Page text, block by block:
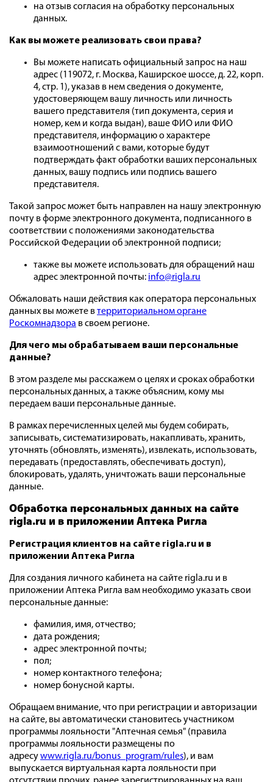
на отзыв согласия на обработку персональных
данных.
Как вы можете реализовать свои права?
Вы можете написать официальный запрос на наш
адрес (119072, г. Москва, Каширское шоссе, д. 22, корп.
4, стр. 1), указав в нем сведения о документе,
удостоверяющем вашу личность или личность
вашего представителя (тип документа, серия и
номер, кем и когда выдан), ваше ФИО или ФИО
представителя, информацию о характере
взаимоотношений с вами, которые будут
подтверждать факт обработки ваших персональных
данных, вашу подпись или подпись вашего
представителя.
Такой запрос может быть направлен на нашу электронную
почту в форме электронного документа, подписанного в
соответствии с положениями законодательства
Российской Федерации об электронной подписи;
также вы можете использовать для обращений наш
адрес электронной почты: info@rigla.ru
Обжаловать наши действия как оператора персональных
данных вы можете втерриториальном органе
Роскомнадзора в своем регионе.
Для чего мы обрабатываем ваши персональные
данные?
В этом разделе мы расскажем о целях и сроках обработки
персональных данных, а также объясним, кому мы
передаем ваши персональные данные.
В рамках перечисленных целей мы будем собирать,
записывать, систематизировать, накапливать, хранить,
уточнять (обновлять, изменять), извлекать, использовать,
передавать (предоставлять, обеспечивать доступ),
блокировать, удалять, уничтожать ваши персональные
данные.
Обработка персональных данных на сайте
rigla.ru и в приложении Аптека Ригла
Регистрация клиентов на сайте rigla.ru и в
приложении Аптека Ригла
Для создания личного кабинета на сайте rigla.ru и в
приложении Аптека Ригла вам необходимо указать свои
персональные данные:
фамилия, имя, отчество;
дата рождения;
адрес электронной почты;
пол;
номер контактного телефона;
номер бонусной карты.
Обращаем внимание, что при регистрации и авторизации
на сайте, вы автоматически становитесь участником
программы лояльности "Аптечная семья" (правила
программы лояльности размещены по
адресуwww.rigla.ru/bonus_program/rules), и вам
выпускается виртуальная карта лояльности при